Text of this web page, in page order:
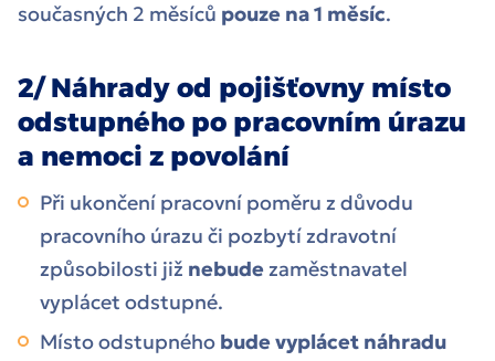
současných 2 měsíců pouze na 1 měsíc.
2/ Náhrady od pojišťovny místo
odstupného po pracovním úrazu
a nemoci z povolání
Při ukončení pracovní poměru z důvodu
pracovního úrazu či pozbytí zdravotní
způsobilosti již nebudezaměstnavatel
vyplácet odstupné.
Místo odstupného bude vyplácet náhradu